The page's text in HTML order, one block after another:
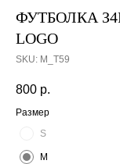
ФУТБОЛКА
LOGO
SKU: M_T59
800 р.
Размер
S
M